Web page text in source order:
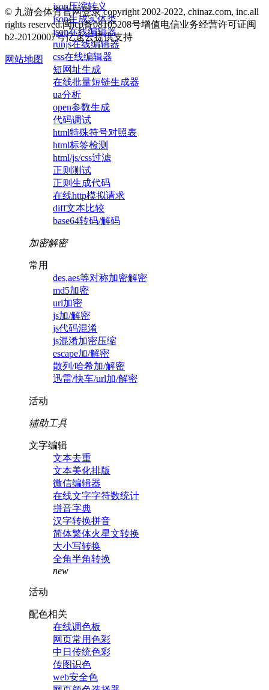
json压缩转义
json生成实体类
json在线编辑器
runjs在线编辑器
css在线编辑器
短网址生成
在线批量短链生成器
ua分析
open参数生成
代码调试
html特殊符号对照表
html标签检测
html/js/css过滤
正则测试
正则生成代码
在线http模拟请求
diff文本比较
base64转码/解码
加密解密
常用
des,aes等对称加密解密
md5加密
url加密
js加/解密
js代码混淆
js混淆加密压缩
escape加/解密
散列/哈希加/解密
迅雷/快车/url加/解密
活动
辅助工具
文字编辑
文本去重
文本美化排版
微信编辑器
在线文字字符数统计
拼音字典
汉字转换拼音
简体繁体火星文转换
大小写转换
全角半角转换
new
活动
配色相关
在线调色板
网页常用色彩
中日传统色彩
传图识色
web安全色
© 九游会体育官网登录 copyright 2002-2022, chinaz.com, inc.all
rights reserved.闽icp备08105208号增值电信业务经营许可证闽
b2-20120007号亿速云提供支持
网站地图